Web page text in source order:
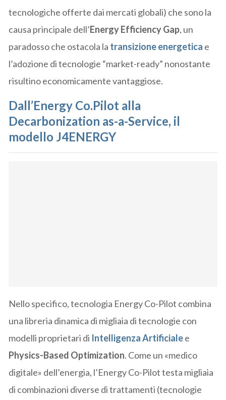
tecnologiche offerte dai mercati globali) che sono la
causa principale dell’Energy Efficiency Gap, un
paradosso che ostacola la transizione energetica e
l’adozione di tecnologie “market-ready” nonostante
risultino economicamente vantaggiose.
Dall’Energy Co.Pilot alla
Decarbonization as-a-Service, il
modello J4ENERGY
Nello specifico, tecnologia Energy Co-Pilot combina
una libreria dinamica di migliaia di tecnologie con
modelli proprietari di Intelligenza Artificialee
Physics-Based Optimization. Come un «medico
digitale» dell’energia, l’Energy Co-Pilot testa migliaia
di combinazioni diverse di trattamenti (tecnologie